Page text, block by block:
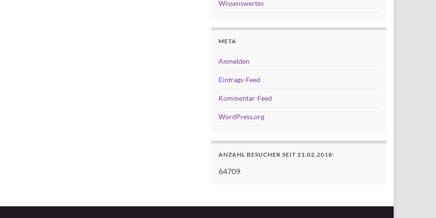
Wissenswertes
META
Anmelden
Eintrags-Feed
Kommentar-Feed
WordPress.org
ANZAHL BESUCHER SEIT 21.02.2018:
64709